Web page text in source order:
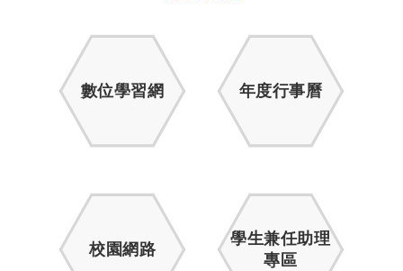
數位學習網 年度行事曆
校園網路
學生兼任助理
專區